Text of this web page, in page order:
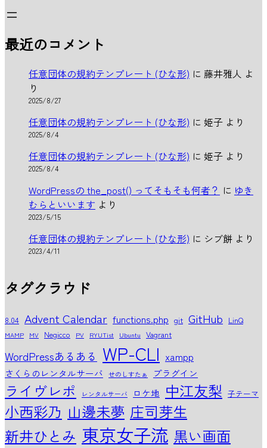
最近のコメント
任意団体の規約テンプレート (ひな形) に 藤井雅人 よ
り
2025/8/27
任意団体の規約テンプレート (ひな形) に 姫子 より
2025/8/4
任意団体の規約テンプレート (ひな形) に 姫子 より
2025/8/4
WordPressの the_post() ってそもそも何者？ に ゆき
むらといいます より
2023/5/15
任意団体の規約テンプレート (ひな形) に シブ餅 より
2023/4/11
タグクラウド
8.04 Advent Calendar functions.php git GitHub LinQ
MAMP MV Negicco PV RYUTist Ubuntu Vagrant
WordPressあるある WP-CLI xampp
さくらのレンタルサーバ せのしすたぁ プラグイン
ライヴレポ レンタルサーバ ロケ地 中江友梨 子テーマ
小西彩乃 山邊未夢 庄司芽生
新井ひとみ 東京女子流 黒い画面